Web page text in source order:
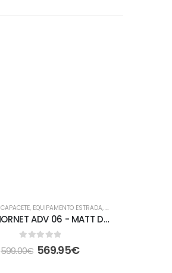
CAPACETE, EQUIPAMENTO ESTRADA, FORA DE ESTRADA
SHOEI HORNET ADV 06 - MATT DEEP GREY
out of 5
599.00€ 569.95€